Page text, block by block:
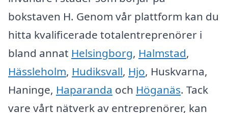
bokstaven H. Genom vår plattform kan du
hitta kvalificerade totalentreprenörer i
bland annat Helsingborg, Halmstad,
Hässleholm, Hudiksvall, Hjo, Huskvarna,
Haninge, Haparanda och Höganäs. Tack
vare vårt nätverk av entreprenörer, kan